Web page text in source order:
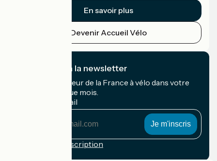
En savoir plus
Devenir Accueil Vélo
Je m'abonne à la newsletter
Recevez le meilleur de la France à vélo dans votre
boîte mail chaque mois.
Mon adresse mail
Conditions d'inscription